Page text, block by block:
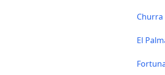
Churra
El